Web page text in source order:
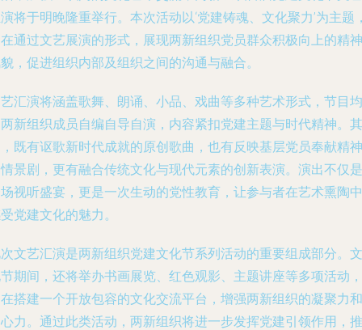
将于明晚隆重举行。本次活动以‘党建铸魂、文化聚力’为主题
通过文艺展演的形式，展现两新组织党员群众积极向上的精神
，促进组织内部及组织之间的沟通与融合。
汇演将涵盖歌舞、朗诵、小品、戏曲等多种艺术形式，节目均
新组织成员自编自导自演，内容紧扣党建主题与时代精神。其
既有讴歌新时代成就的原创歌曲，也有反映基层党员奉献精神
景剧，更有融合传统文化与现代元素的创新表演。演出不仅是
视听盛宴，更是一次生动的党性教育，让参与者在艺术熏陶中
党建文化的魅力。
文艺汇演是两新组织党建文化节系列活动的重要组成部分。文
期间，还将举办书画展览、红色观影、主题讲座等多项活动，
搭建一个开放包容的文化交流平台，增强两新组织的凝聚力和
力。通过此类活动，两新组织将进一步发挥党建引领作用，推